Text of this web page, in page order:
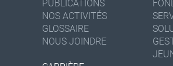
PUBLICATIONS
NOS ACTIVITÉS
GLOSSAIRE
NOUS JOINDRE